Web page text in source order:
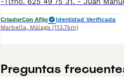
CriadorCon Afijo
Identidad Verificada
Marbella, Málaga (113.7km)
Preguntas